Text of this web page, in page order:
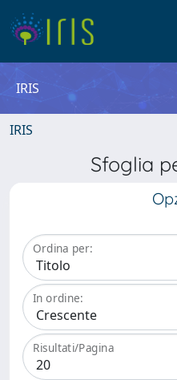
IRIS
IRIS
Sfoglia
Ordina per:
In ordine:
Risultati/Pagina